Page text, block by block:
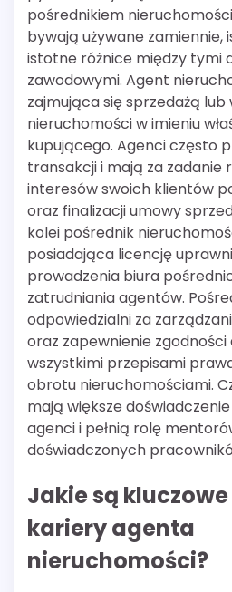
pośrednikiem
bywają używane zamiennie,
istotne różnice między tymi
zawodowymi. Agent
zajmująca się sprzedażą
nieruchomości w imieniu
kupującego. Agenci często
transakcji i mają za zadanie
interesów swoich klientów
oraz finalizacji umowy
kolei pośrednik
posiadająca licencję
prowadzenia biura
zatrudniania agentów.
odpowiedzialni za
oraz zapewnienie zgodności
wszystkimi przepisami
obrotu nieruchomościami.
mają większe
agenci i pełnią rolę
doświadczonych
Jakie są
kariery agenta
nieruchomości?